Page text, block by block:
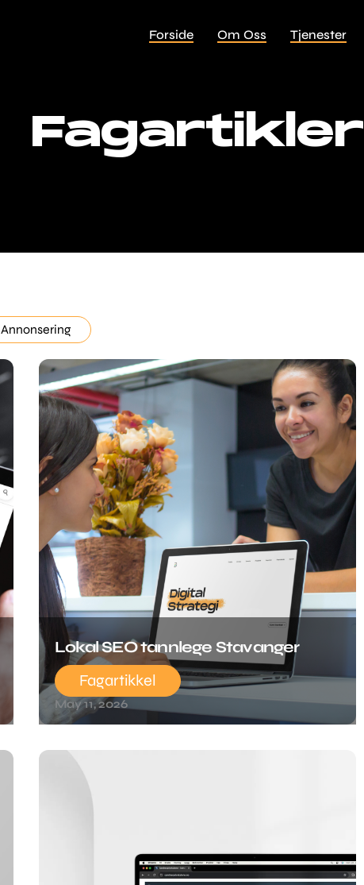
Forside Om Oss Tjenester
Fagartikler
Annonsering
Lokal SEO tannlege Stavanger
Fagartikkel
May 11, 2026